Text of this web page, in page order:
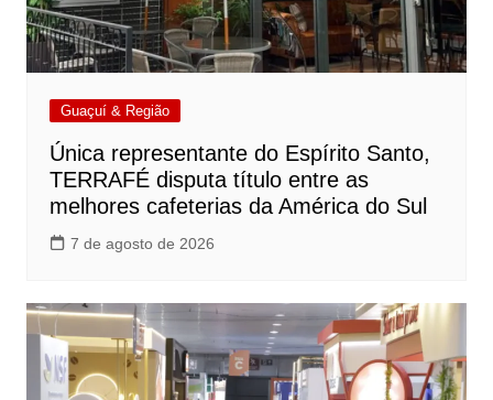
Guaçuí & Região
Única representante do Espírito Santo,
TERRAFÉ disputa título entre as
melhores cafeterias da América do Sul
7 de agosto de 2026